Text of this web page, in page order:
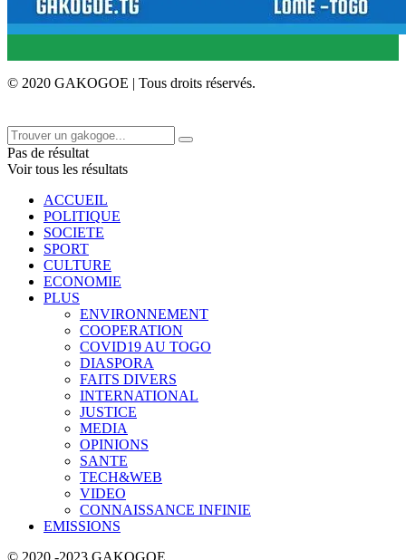
© 2020 GAKOGOE | Tous droits réservés.
Pas de résultat
Voir tous les résultats
ACCUEIL
POLITIQUE
SOCIETE
SPORT
CULTURE
ECONOMIE
PLUS
ENVIRONNEMENT
COOPERATION
COVID19 AU TOGO
DIASPORA
FAITS DIVERS
INTERNATIONAL
JUSTICE
MEDIA
OPINIONS
SANTE
TECH&WEB
VIDEO
CONNAISSANCE INFINIE
EMISSIONS
© 2020 -2023 GAKOGOE